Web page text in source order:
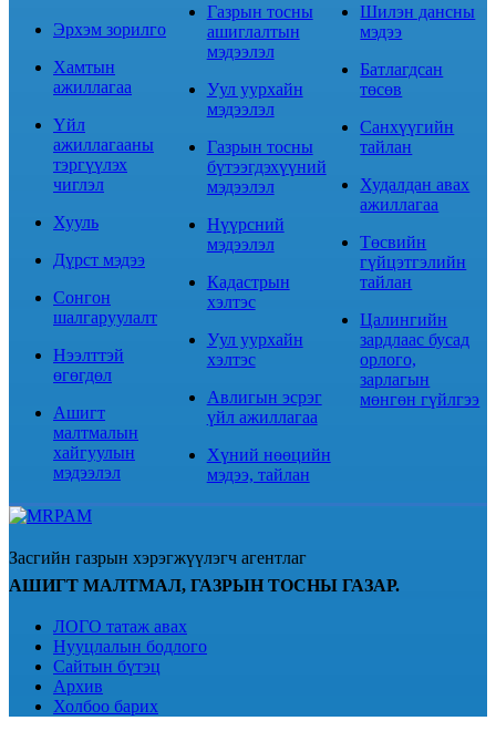
Эрхэм зорилго
Хамтын
ажиллагаа
Үйл
ажиллагааны
тэргүүлэх
чиглэл
Хууль
Дүрст мэдээ
Сонгон
шалгаруулалт
Нээлттэй
өгөгдөл
Ашигт
малтмалын
хайгуулын
мэдээлэл
Газрын тосны
ашиглалтын
мэдээлэл
Уул уурхайн
мэдээлэл
Газрын тосны
бүтээгдэхүүний
мэдээлэл
Нүүрсний
мэдээлэл
Кадастрын
хэлтэс
Уул уурхайн
хэлтэс
Авлигын эсрэг
үйл ажиллагаа
Хүний нөөцийн
мэдээ, тайлан
Шилэн дансны
мэдээ
Батлагдсан
төсөв
Санхүүгийн
тайлан
Худалдан авах
ажиллагаа
Төсвийн
гүйцэтгэлийн
тайлан
Цалингийн
зардлаас бусад
орлого,
зарлагын
мөнгөн гүйлгээ
Засгийн газрын хэрэгжүүлэгч агентлаг
АШИГТ МАЛТМАЛ, ГАЗРЫН ТОСНЫ ГАЗАР.
ЛОГО татаж авах
Нууцлалын бодлого
Сайтын бүтэц
Архив
Холбоо барих